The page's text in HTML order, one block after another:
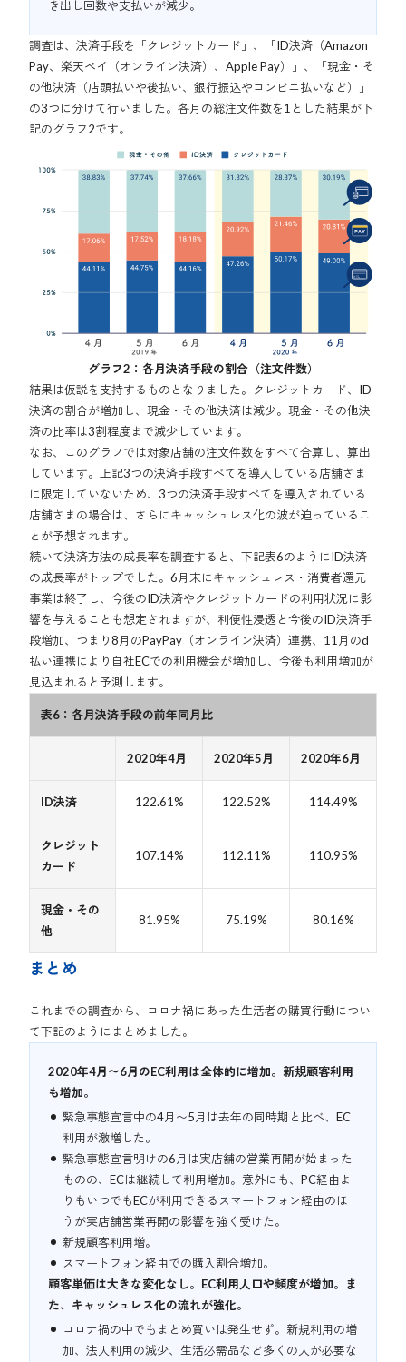
き出し回数や支払いが減少。
調査は、決済手段を「クレジットカード」、「ID決済（Amazon
Pay、楽天ペイ（オンライン決済）、Apple Pay）」、「現金・そ
の他決済（店頭払いや後払い、銀行振込やコンビニ払いなど）」
の3つに分けて行いました。各月の総注文件数を1とした結果が下
記のグラフ2です。
グラフ2：各月決済手段の割合（注文件数）
結果は仮説を支持するものとなりました。クレジットカード、ID
決済の割合が増加し、現金・その他決済は減少。現金・その他決
済の比率は3割程度まで減少しています。
なお、このグラフでは対象店舗の注文件数をすべて合算し、算出
しています。上記3つの決済手段すべてを導入している店舗さま
に限定していないため、3つの決済手段すべてを導入されている
店舗さまの場合は、さらにキャッシュレス化の波が迫っているこ
とが予想されます。
続いて決済方法の成長率を調査すると、下記表6のようにID決済
の成長率がトップでした。6月末にキャッシュレス・消費者還元
事業は終了し、今後のID決済やクレジットカードの利用状況に影
響を与えることも想定されますが、利便性浸透と今後のID決済手
段増加、つまり8月のPayPay（オンライン決済）連携、11月のd
払い連携により自社ECでの利用機会が増加し、今後も利用増加が
見込まれると予測します。
表6：各月決済手段の前年同月比
2020年4月 2020年5月 2020年6月
ID決済 122.61% 122.52% 114.49%
クレジット
カード
107.14% 112.11% 110.95%
現金・その
他
81.95% 75.19% 80.16%
まとめ
これまでの調査から、コロナ禍にあった生活者の購買行動につい
て下記のようにまとめました。
2020年4月〜6月のEC利用は全体的に増加。新規顧客利用
も増加。
緊急事態宣言中の4月〜5月は去年の同時期と比べ、EC
利用が激増した。
緊急事態宣言明けの6月は実店舗の営業再開が始まった
ものの、ECは継続して利用増加。意外にも、PC経由よ
りもいつでもECが利用できるスマートフォン経由のほ
うが実店舗営業再開の影響を強く受けた。
新規顧客利用増。
スマートフォン経由での購入割合増加。
顧客単価は大きな変化なし。EC利用人口や頻度が増加。ま
た、キャッシュレス化の流れが強化。
コロナ禍の中でもまとめ買いは発生せず。新規利用の増
加、法人利用の減少、生活必需品など多くの人が必要な